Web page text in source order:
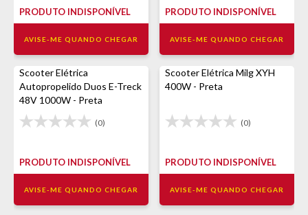
PRODUTO INDISPONÍVEL
AVISE-ME QUANDO CHEGAR
PRODUTO INDISPONÍVEL
AVISE-ME QUANDO CHEGAR
Scooter Elétrica
Autopropelido Duos E-Treck
48V 1000W - Preta
(0)
PRODUTO INDISPONÍVEL
AVISE-ME QUANDO CHEGAR
Scooter Elétrica Milg XYH
400W - Preta
(0)
PRODUTO INDISPONÍVEL
AVISE-ME QUANDO CHEGAR